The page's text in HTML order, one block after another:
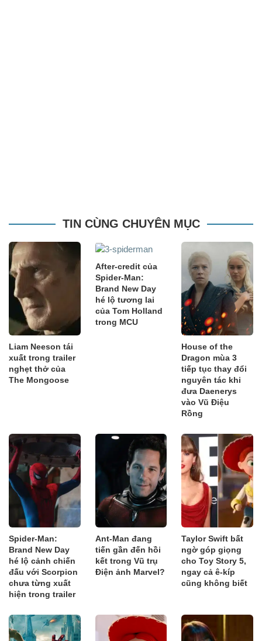
TIN CÙNG CHUYÊN MỤC
Liam Neeson tái
xuất trong trailer
nghẹt thở của
The Mongoose
After-credit của
Spider-Man:
Brand New Day
hé lộ tương lai
của Tom Holland
trong MCU
House of the
Dragon mùa 3
tiếp tục thay đổi
nguyên tác khi
đưa Daenerys
vào Vũ Điệu
Rồng
Spider-Man:
Brand New Day
hé lộ cảnh chiến
đấu với Scorpion
chưa từng xuất
hiện trong trailer
Ant-Man đang
tiến gần đến hồi
kết trong Vũ trụ
Điện ảnh Marvel?
Taylor Swift bất
ngờ góp giọng
cho Toy Story 5,
ngay cả ê-kíp
cũng không biết